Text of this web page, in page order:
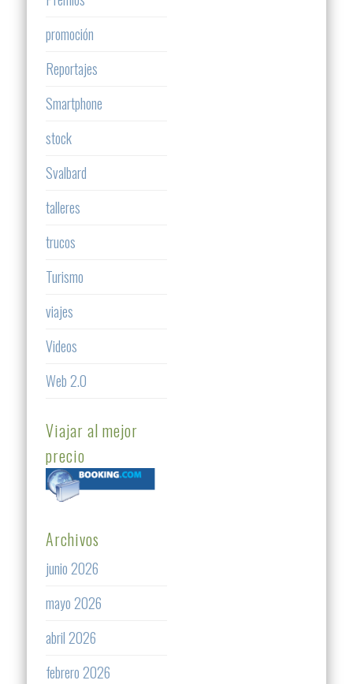
promoción
Reportajes
Smartphone
stock
Svalbard
talleres
trucos
Turismo
viajes
Videos
Web 2.0
Viajar al mejor
precio
Archivos
junio 2026
mayo 2026
abril 2026
febrero 2026